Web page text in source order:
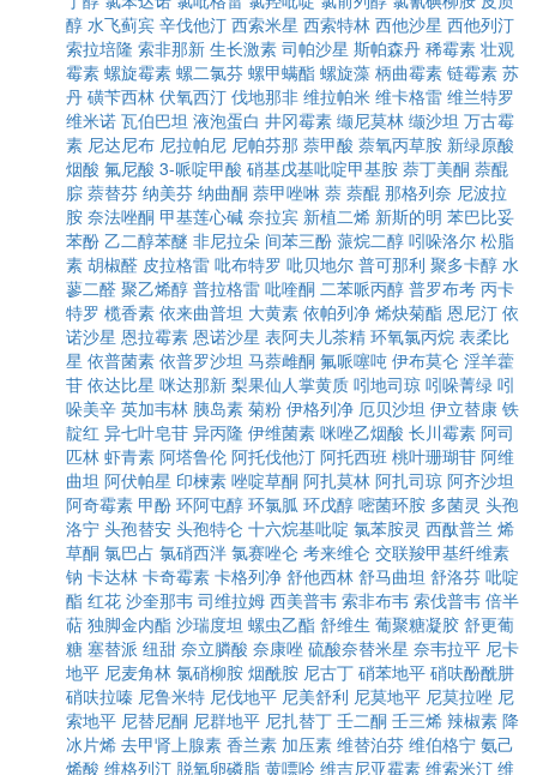
醇 水飞蓟宾 辛伐他汀 西索米星 西索特林 西他沙星 西他列汀
索拉培隆 索非那新 生长激素 司帕沙星 斯帕森丹 稀霉素 壮观
霉素 螺旋霉素 螺二氯芬 螺甲螨酯 螺旋藻 柄曲霉素 链霉素 苏
丹 磺苄西林 伏氧西汀 伐地那非 维拉帕米 维卡格雷 维兰特罗
维米诺 瓦伯巴坦 液泡蛋白 井冈霉素 缬尼莫林 缬沙坦 万古霉
素 尼达尼布 尼拉帕尼 尼帕芬那 萘甲酸 萘氧丙草胺 新绿原酸
烟酸 氟尼酸 3-哌啶甲酸 硝基戊基吡啶甲基胺 萘丁美酮 萘醌
腙 萘替芬 纳美芬 纳曲酮 萘甲唑啉 萘 萘醌 那格列奈 尼波拉
胺 奈法唑酮 甲基莲心碱 奈拉宾 新植二烯 新斯的明 苯巴比妥
苯酚 乙二醇苯醚 非尼拉朵 间苯三酚 蒎烷二醇 吲哚洛尔 松脂
素 胡椒醛 皮拉格雷 吡布特罗 吡贝地尔 普可那利 聚多卡醇 水
蓼二醛 聚乙烯醇 普拉格雷 吡喹酮 二苯哌丙醇 普罗布考 丙卡
特罗 榄香素 依来曲普坦 大黄素 依帕列净 烯炔菊酯 恩尼汀 依
诺沙星 恩拉霉素 恩诺沙星 表阿夫儿茶精 环氧氯丙烷 表柔比
星 依普菌素 依普罗沙坦 马萘雌酮 氟哌噻吨 伊布莫仑 淫羊藿
苷 依达比星 咪达那新 梨果仙人掌黄质 吲地司琼 吲哚菁绿 吲
哚美辛 英加韦林 胰岛素 菊粉 伊格列净 厄贝沙坦 伊立替康 铁
靛红 异七叶皂苷 异丙隆 伊维菌素 咪唑乙烟酸 长川霉素 阿司
匹林 虾青素 阿塔鲁伦 阿托伐他汀 阿托西班 桃叶珊瑚苷 阿维
曲坦 阿伏帕星 印楝素 唑啶草酮 阿扎莫林 阿扎司琼 阿齐沙坦
阿奇霉素 甲酚 环阿屯醇 环氯胍 环戊醇 嘧菌环胺 多菌灵 头孢
洛宁 头孢替安 头孢特仑 十六烷基吡啶 氯苯胺灵 西酞普兰 烯
草酮 氯巴占 氯硝西泮 氯赛唑仑 考来维仑 交联羧甲基纤维素
钠 卡达林 卡奇霉素 卡格列净 舒他西林 舒马曲坦 舒洛芬 吡啶
酯 红花 沙奎那韦 司维拉姆 西美普韦 索非布韦 索伐普韦 倍半
萜 独脚金内酯 沙瑞度坦 螺虫乙酯 舒维生 葡聚糖凝胶 舒更葡
糖 塞替派 纽甜 奈立膦酸 奈康唑 硫酸奈替米星 奈韦拉平 尼卡
地平 尼麦角林 氯硝柳胺 烟酰胺 尼古丁 硝苯地平 硝呋酚酰肼
硝呋拉嗪 尼鲁米特 尼伐地平 尼美舒利 尼莫地平 尼莫拉唑 尼
索地平 尼替尼酮 尼群地平 尼扎替丁 壬二酮 壬三烯 辣椒素 降
冰片烯 去甲肾上腺素 香兰素 加压素 维替泊芬 维伯格宁 氨己
烯酸 维格列汀 脱氧卵磷脂 黄嘌呤 维吉尼亚霉素 维索米汀 维